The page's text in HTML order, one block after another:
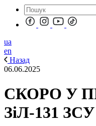
ua
en
Назад
06.06.2025
СКОРО У
ЗіЛ-131